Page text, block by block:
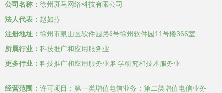
公司名称： 徐州斑马网络科技有限公司
法人代表： 赵如芬
注册地址： 徐州市泉山区软件园路6号徐州软件园11号楼366室
所属行业： 科技推广和应用服务业
更多行业： 科技推广和应用服务业,科学研究和技术服务业
经营范围： 许可项目：第一类增值电信业务；第二类增值电信业务